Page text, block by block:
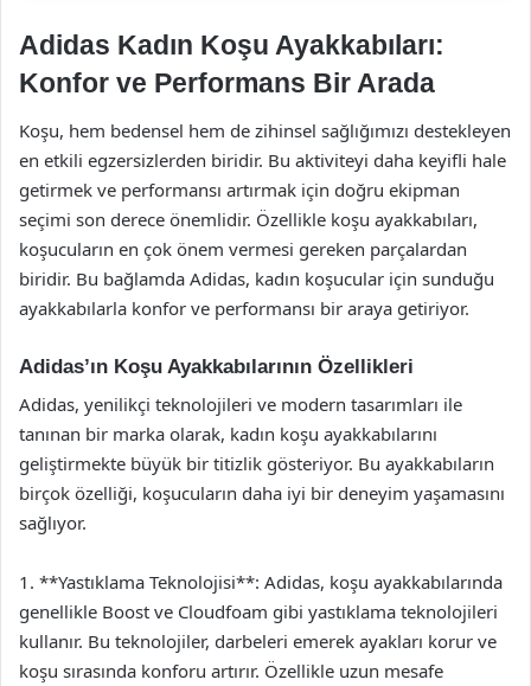
Adidas Kadın Koşu Ayakkabıları:
Konfor ve Performans Bir Arada
Koşu, hem bedensel hem de zihinsel sağlığımızı destekleyen
en etkili egzersizlerden biridir. Bu aktiviteyi daha keyifli hale
getirmek ve performansı artırmak için doğru ekipman
seçimi son derece önemlidir. Özellikle koşu ayakkabıları,
koşucuların en çok önem vermesi gereken parçalardan
biridir. Bu bağlamda Adidas, kadın koşucular için sunduğu
ayakkabılarla konfor ve performansı bir araya getiriyor.
Adidas’ın Koşu Ayakkabılarının Özellikleri
Adidas, yenilikçi teknolojileri ve modern tasarımları ile
tanınan bir marka olarak, kadın koşu ayakkabılarını
geliştirmekte büyük bir titizlik gösteriyor. Bu ayakkabıların
birçok özelliği, koşucuların daha iyi bir deneyim yaşamasını
sağlıyor.
1. **Yastıklama Teknolojisi**: Adidas, koşu ayakkabılarında
genellikle Boost ve Cloudfoam gibi yastıklama teknolojileri
kullanır. Bu teknolojiler, darbeleri emerek ayakları korur ve
koşu sırasında konforu artırır. Özellikle uzun mesafe